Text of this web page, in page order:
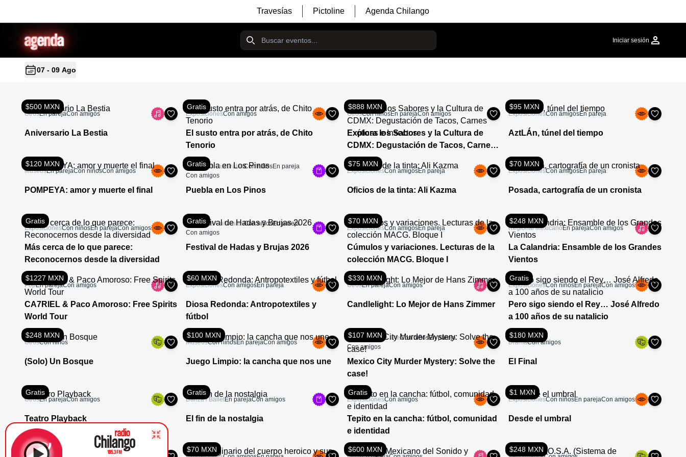
Travesías Pictoline Agenda Chilango
agenda Iniciar sesión
07 - 09 Ago
$500 MXN
OtrosEn parejaCon amigos
Aniversario La Bestia
Gratis
ExposicionesCon amigos
El susto entra por atrás, de Chito
Tenorio
$888 MXN
OtrosCon niñosEn parejaCon amigos
Explora los Sabores y la Cultura de
CDMX: Degustación de Tacos, Carnes
Exóticas e Insectos
$95 MXN
ExposicionesCon amigosEn pareja
AztLÁn, túnel del tiempo
$120 MXN
MuseosEn parejaCon niñosCon amigos
POMPEYA: amor y muerte el final
Gratis
Festivales CulturalesCon niñosEn pareja
Con amigos
Puebla en Los Pinos
$75 MXN
ExposicionesCon amigosEn pareja
Oficios de la tinta: Ali Kazma
$70 MXN
ExposicionesCon amigosEn pareja
Posada, cartografía de un cronista
Gratis
ExposicionesCon niñosEn parejaCon amigos
Más cerca de lo que parece:
Reconocernos desde la diversidad
Gratis
Festivales CulturalesCon niñosEn pareja
Con amigos
Festival de Hadas y Brujas 2026
$70 MXN
ExposicionesCon amigosEn pareja
Cúmulos y variaciones. Lecturas de la
colección MACG. Bloque I
$248 MXN
Regional Mexicano En parejaCon amigos
La Calandria: Ensamble de los Grandes
Vientos
$1227 MXN
PopEn parejaCon amigos
CA7RIEL & Paco Amoroso: Free Spirits
World Tour
$60 MXN
ExposicionesCon amigosEn pareja
Diosa Redonda: Antropotextiles y
fútbol
$330 MXN
OtrosEn parejaCon amigos
Candlelight: Lo Mejor de Hans Zimmer
Gratis
ExposicionesCon niñosEn parejaCon amigos
Pero sigo siendo el Rey… José Alfredo
a 100 años de su natalicio
$248 MXN
OtrosCon niños
(Solo) Un Bosque
$100 MXN
MuseosCon niñosEn parejaCon amigos
Juego Limpio: la cancha que nos une
$107 MXN
Actividades de arteCon niñosEn pareja
Con amigos
Mexico City Murder Mystery: Solve the
case!
$180 MXN
DramaCon amigos
El Final
Gratis
OtrosEn parejaCon amigos
Teatro Playback
Gratis
Danza / BalletEn parejaCon amigos
El fin de la nostalgia
Gratis
ExposicionesCon amigos
Tepito en la cancha: fútbol, comunidad
e identidad
$1 MXN
ExposicionesCon niñosEn parejaCon amigos
Desde el umbral
$700 MXN $70 MXN $600 MXN $248 MXN